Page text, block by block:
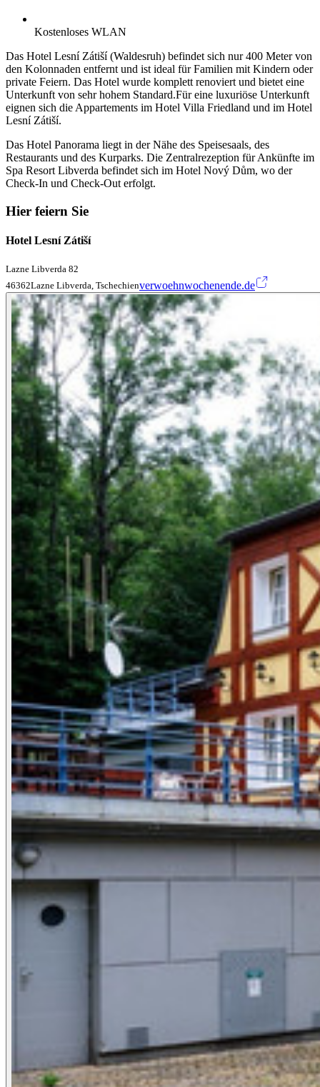
Kostenloses WLAN
Das Hotel Lesní Zátiší (Waldesruh) befindet sich nur 400 Meter von
den Kolonnaden entfernt und ist ideal für Familien mit Kindern oder
private Feiern. Das Hotel wurde komplett renoviert und bietet eine
Unterkunft von sehr hohem Standard.Für eine luxuriöse Unterkunft
eignen sich die Appartements im Hotel Villa Friedland und im Hotel
Lesní Zátiší.
Das Hotel Panorama liegt in der Nähe des Speisesaals, des
Restaurants und des Kurparks. Die Zentralrezeption für Ankünfte im
Spa Resort Libverda befindet sich im Hotel Nový Dům, wo der
Check-In und Check-Out erfolgt.
Hier feiern Sie
Hotel Lesní Zátiší
Lazne Libverda 82
46362Lazne Libverda, Tschechienverwoehnwochenende.de